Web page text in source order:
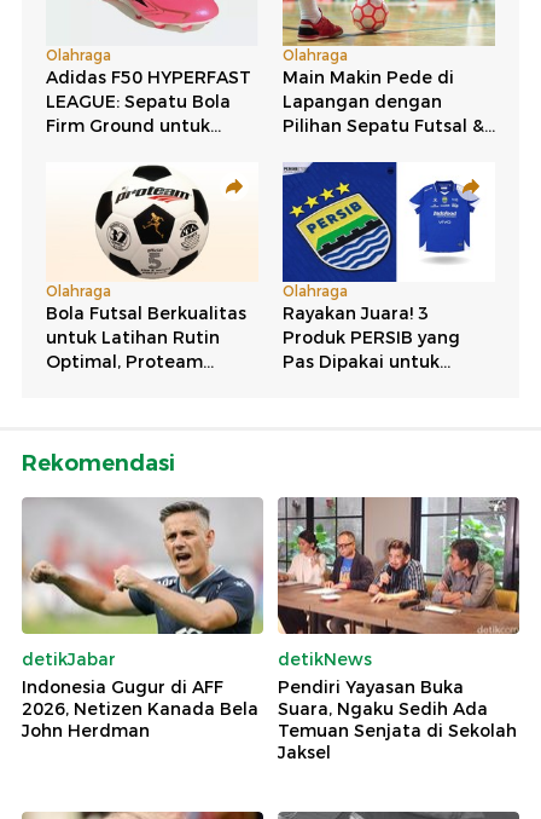
Rekomendasi
detikJabar
Indonesia Gugur di AFF
2026, Netizen Kanada Bela
John Herdman
detikNews
Pendiri Yayasan Buka
Suara, Ngaku Sedih Ada
Temuan Senjata di Sekolah
Jaksel